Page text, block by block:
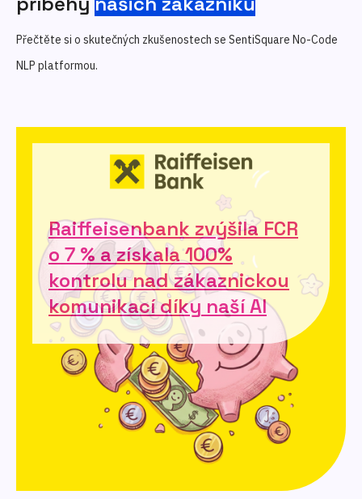
Přečtěte si o skutečných zkušenostech se SentiSquare No-Code
NLP platformou.
Raiffeisenbank zvýšila FCR
o 7 % a získala 100%
kontrolu nad zákaznickou
komunikací díky naší AI